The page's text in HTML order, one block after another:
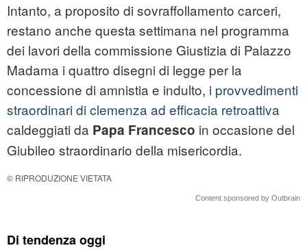
Intanto, a proposito di sovraffollamento carceri,
restano anche questa settimana nel programma
dei lavori della commissione Giustizia di Palazzo
Madama i quattro disegni di legge per la
concessione di amnistia e indulto, i provvedimenti
straordinari di clemenza ad efficacia retroattiva
caldeggiati da Papa Francesco in occasione del
Giubileo straordinario della misericordia.
© RIPRODUZIONE VIETATA
Content sponsored by Outbrain
Di tendenza oggi